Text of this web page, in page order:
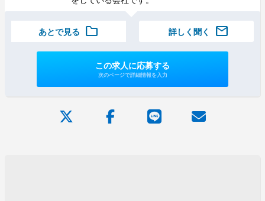
あとで見る folder 詳しく聞く mail
この求人に応募する
次のページで詳細情報を入力